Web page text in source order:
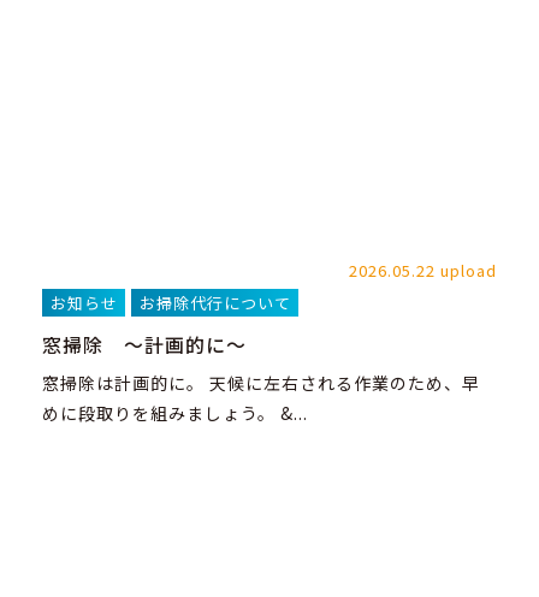
2026.05.22 upload
お知らせ
お掃除代行について
窓掃除 ～計画的に～
窓掃除は計画的に。 天候に左右される作業のため、早
めに段取りを組みましょう。 &...